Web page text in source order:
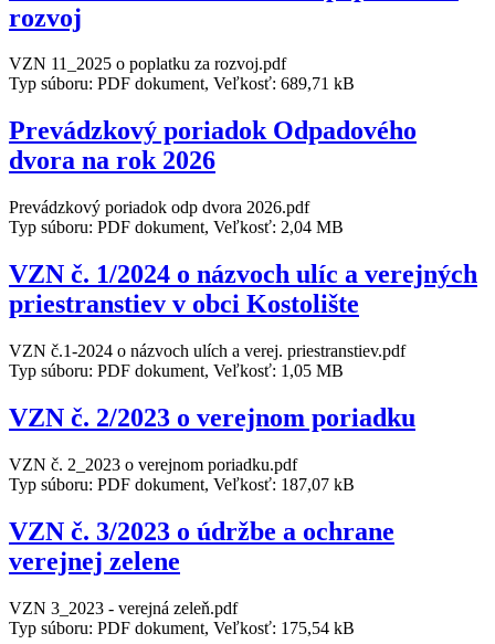
rozvoj
VZN 11_2025 o poplatku za rozvoj.pdf
Typ súboru: PDF dokument, Veľkosť: 689,71 kB
Prevádzkový poriadok Odpadového
dvora na rok 2026
Prevádzkový poriadok odp dvora 2026.pdf
Typ súboru: PDF dokument, Veľkosť: 2,04 MB
VZN č. 1/2024 o názvoch ulíc a verejných
priestranstiev v obci Kostolište
VZN č.1-2024 o názvoch ulích a verej. priestranstiev.pdf
Typ súboru: PDF dokument, Veľkosť: 1,05 MB
VZN č. 2/2023 o verejnom poriadku
VZN č. 2_2023 o verejnom poriadku.pdf
Typ súboru: PDF dokument, Veľkosť: 187,07 kB
VZN č. 3/2023 o údržbe a ochrane
verejnej zelene
VZN 3_2023 - verejná zeleň.pdf
Typ súboru: PDF dokument, Veľkosť: 175,54 kB